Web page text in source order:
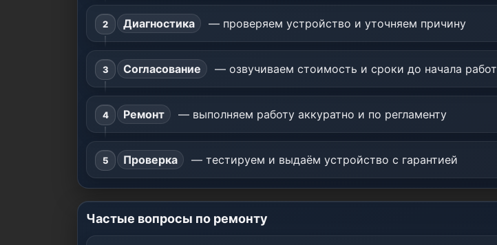
Диагностика — проверяем устройство и уточняем причину
Согласование — озвучиваем стоимость и сроки до начала работ
Ремонт — выполняем работу аккуратно и по регламенту
Проверка — тестируем и выдаём устройство с гарантией
Частые вопросы по ремонту